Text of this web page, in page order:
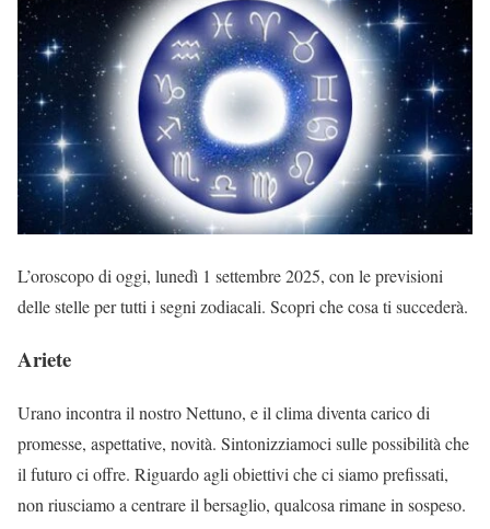
L’oroscopo di oggi, lunedì 1 settembre 2025, con le previsioni
delle stelle per tutti i segni zodiacali. Scopri che cosa ti succederà.
Ariete
Urano incontra il nostro Nettuno, e il clima diventa carico di
promesse, aspettative, novità. Sintonizziamoci sulle possibilità che
il futuro ci offre. Riguardo agli obiettivi che ci siamo prefissati,
non riusciamo a centrare il bersaglio, qualcosa rimane in sospeso.